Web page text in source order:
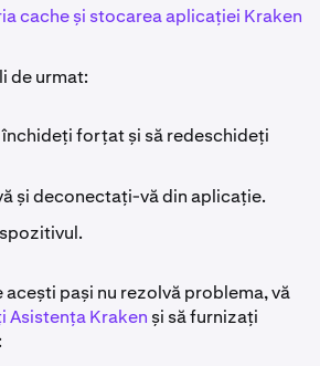
cache și stocarea aplicației Kraken
de urmat:
forțat și să redeschideți
și deconectați-vă din aplicație.
acești pași nu rezolvă problema, vă
Asistența Kraken și să furnizați